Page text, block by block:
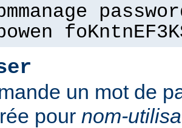
un mot de
pour nom-